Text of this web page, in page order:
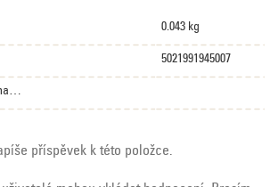
0.043 kg
5021991945007
příspěvek k této položce.